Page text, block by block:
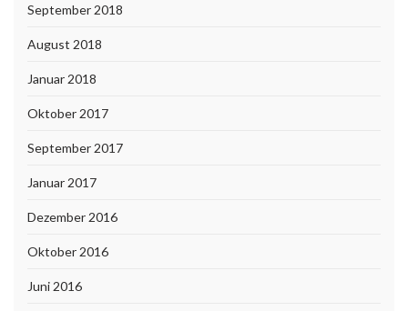
September 2018
August 2018
Januar 2018
Oktober 2017
September 2017
Januar 2017
Dezember 2016
Oktober 2016
Juni 2016